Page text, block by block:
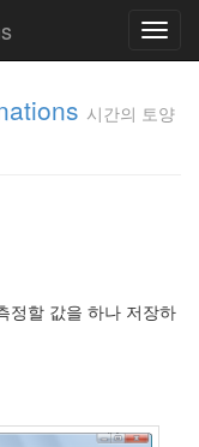
시간의 토양
정할 값을 하나 저장하